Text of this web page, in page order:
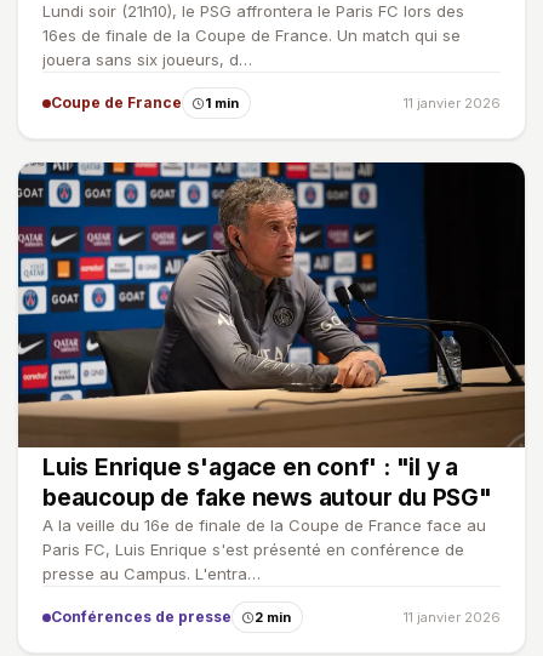
Lundi soir (21h10), le PSG affrontera le Paris FC lors des
16es de finale de la Coupe de France. Un match qui se
jouera sans six joueurs, d…
Coupe de France 1 min 11 janvier 2026
Luis Enrique s'agace en conf' : "il y a
beaucoup de fake news autour du PSG"
A la veille du 16e de finale de la Coupe de France face au
Paris FC, Luis Enrique s'est présenté en conférence de
presse au Campus. L'entra…
Conférences de presse 2 min 11 janvier 2026